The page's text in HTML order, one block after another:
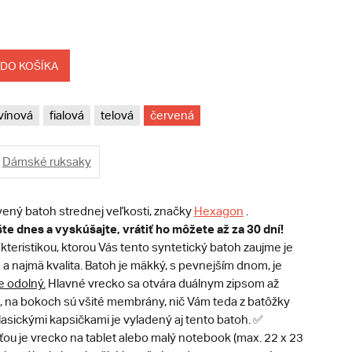
KOŠÍKA
fialová telová červená
Dámské ruksaky
batoh strednej veľkosti, značky Hexagon
dnes a vyskúšajte, vrátiť ho môžete až za 30 dní!
ktorou Vás tento syntetický batoh zaujme je
najmä kvalita. Batoh je mäkký, s pevnejším dnom, je
odolný. Hlavné vrecko sa otvára duálnym zipsom až
na bokoch sú všité membrány, nič Vám teda z batôžky
kapsičkami je vyladený aj tento batoh. ✅
je vrecko na tablet alebo malý notebook (max. 22 x 23